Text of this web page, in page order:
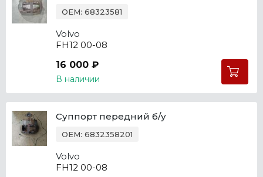
OEM: 68323581
Volvo
FH12 00-08
16 000 ₽
В наличии
Суппорт передний б/у
OEM: 6832358201
Volvo
FH12 00-08